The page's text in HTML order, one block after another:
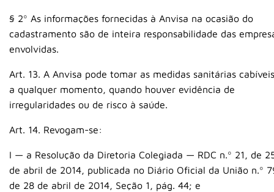
§ 2º As informações fornecidas à Anvisa na ocasião do
cadastramento são de inteira responsabilidade das
envolvidas.
Art. 13. A Anvisa pode tomar as medidas sanitárias
a qualquer momento, quando houver evidência de
irregularidades ou de risco à saúde.
Art. 14. Revogam-se:
I — a Resolução da Diretoria Colegiada — RDC n.º 21, de
de abril de 2014, publicada no Diário Oficial da União n.º
de 28 de abril de 2014, Seção 1, pág. 44; e